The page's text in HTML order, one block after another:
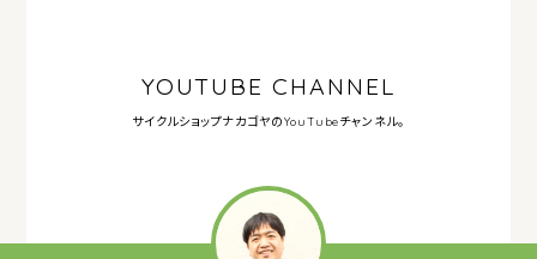
YOUTUBE CHANNEL
サイクルショップナカゴヤのYouTubeチャンネル。